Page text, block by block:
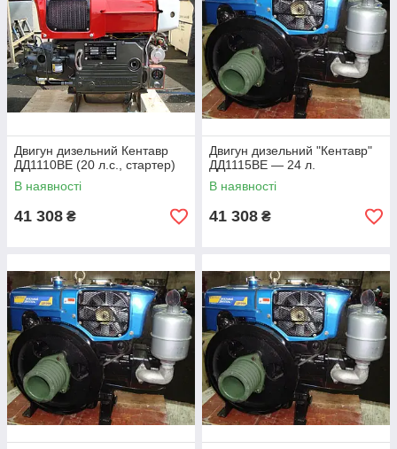
Двигун дизельний Кентавр
ДД1110ВЕ (20 л.с., стартер)
В наявності
41 308 ₴
Двигун дизельний "Кентавр"
ДД1115ВЕ — 24 л.
В наявності
41 308 ₴